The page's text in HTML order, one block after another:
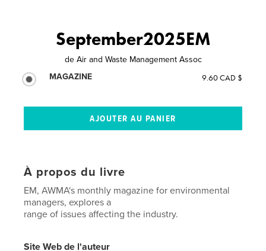
September2025EM
de Air and Waste Management Assoc
MAGAZINE
9.60 CAD $
À propos du livre
EM, AWMA's monthly magazine for environmental
managers, explores a
range of issues affecting the industry.
Site Web de l'auteur